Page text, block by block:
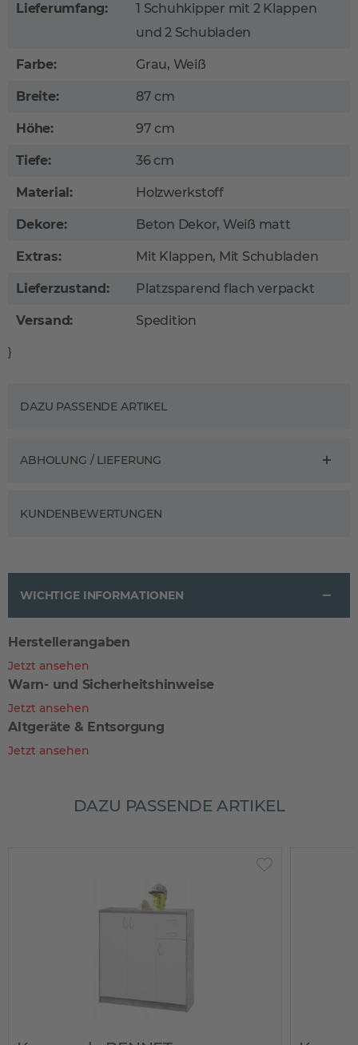
Lieferumfang:
1 Schuhkipper mit 2 Klappen
und 2 Schubladen
Farbe: Grau, Weiß
Breite: 87 cm
Höhe: 97 cm
Tiefe: 36 cm
Material: Holzwerkstoff
Dekore: Beton Dekor, Weiß matt
Extras: Mit Klappen, Mit Schubladen
Lieferzustand: Platzsparend flach verpackt
Versand: Spedition
}
DAZU PASSENDE ARTIKEL
ABHOLUNG / LIEFERUNG
KUNDENBEWERTUNGEN
WICHTIGE INFORMATIONEN
Herstellerangaben
Jetzt ansehen
Warn- und Sicherheitshinweise
Jetzt ansehen
Altgeräte & Entsorgung
Jetzt ansehen
DAZU PASSENDE ARTIKEL